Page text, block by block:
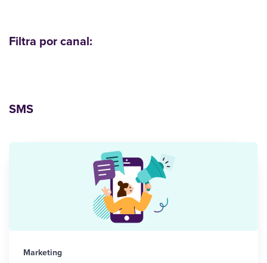
Filtra por canal:
SMS
Marketing